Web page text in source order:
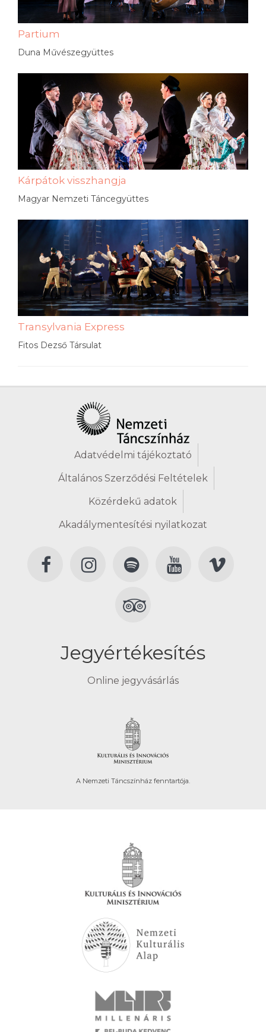
Partium
Duna Művészegyüttes
Kárpátok visszhangja
Magyar Nemzeti Táncegyüttes
Transylvania Express
Fitos Dezső Társulat
Adatvédelmi tájékoztató
Általános Szerződési Feltételek
Közérdekű adatok
Akadálymentesítési nyilatkozat
Jegyértékesítés
Online jegyvásárlás
A Nemzeti Táncszínház fenntartója.